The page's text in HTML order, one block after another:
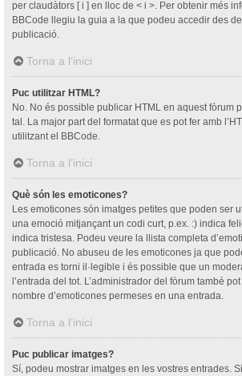
per claudàtors [ i ] en lloc de < i >. Per obtenir més
BBCode llegiu la guia a la que podeu accedir des
publicació.
Torna a l’inici
Puc utilitzar HTML?
No. No és possible publicar HTML en aquest fòrum
tal. La major part del formatat que es pot fer amb
utilitzant el BBCode.
Torna a l’inici
Què són les emoticones?
Les emoticones són imatges petites que poden ser
una emoció mitjançant un codi curt, p.ex. :) indica
indica tristesa. Podeu veure la llista completa
publicació. No abuseu de les emoticones ja que
entrada es torni il·legible i és possible que un
l’entrada del tot. L’administrador del fòrum també
nombre d’emoticones permeses en una entrada.
Torna a l’inici
Puc publicar imatges?
Sí, podeu mostrar imatges en les vostres entrades.